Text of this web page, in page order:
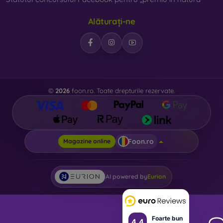
Foarte bun
prezent foarte important.
Pe magazinul nostru onlineFOONveți găsi zeci de huse
interesante pentru telefon, fabricate din diverse materiale.
Trebuie doar să o alegeți pe cea potrivită pentru
Alăturați-ne
© 2026 foon.ro. Toate drepturile rezervate.
Magazine online Foon.ro
AI powered byEurion